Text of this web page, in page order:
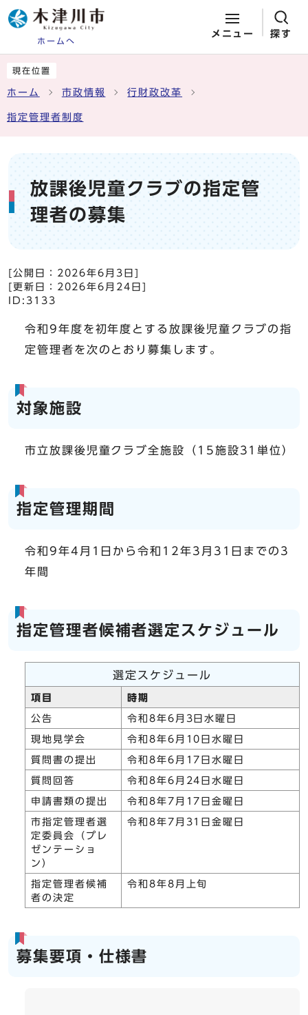
ホームへ
メニュー 探す
現在位置
ホーム 市政情報 行財政改革
指定管理者制度
放課後児童クラブの指定管
理者の募集
[公開日： 2026年6月3日
[更新日： 2026年6月24日
ID:3133
令和9年度を初年度とする放課後児童クラブの指
定管理者を次のとおり募集します。
対象施設
市立放課後児童クラブ全施設（15施設31単位）
指定管理期間
令和9年4月1日から令和12年3月31日までの3
年間
指定管理者候補者選定スケジュール
選定スケジュール
項目 時期
公告 令和8年6月3日水曜日
現地見学会 令和8年6月10日水曜日
質問書の提出 令和8年6月17日水曜日
質問回答 令和8年6月24日水曜日
申請書類の提出 令和8年7月17日金曜日
市指定管理者選
定委員会（プレ
ゼンテーショ
ン）
令和8年7月31日金曜日
指定管理者候補
者の決定
令和8年8月上旬
募集要項・仕様書